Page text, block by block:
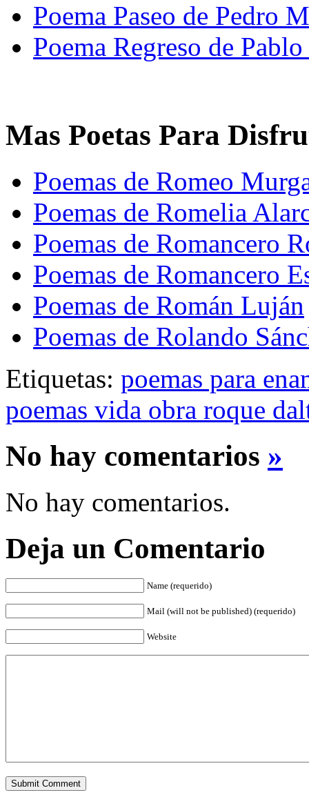
Poema Paseo de Pedro
Poema Regreso de
Mas Poetas Para
Poemas de Romeo
Poemas de Romelia
Poemas de Romancero
Poemas de Romancero
Poemas de Román Luján
Poemas de Rolando
Etiquetas: poemas para
poemas vida obra roque
No hay comentarios »
No hay comentarios.
Deja un Comentario
Name (requerido)
Mail (will not be published) (requerido)
Website